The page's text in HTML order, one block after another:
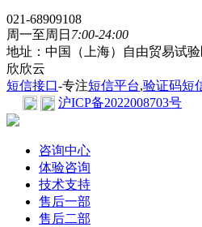
021-68909108
周一至周日 7:00-24:00
地址：中国（上海）自由贸易试
欣欣云
短信接口-专注短信平台,验证码短
沪ICP备2022008703号
咨询中心
体验咨询
技术支持
售后一部
售后二部